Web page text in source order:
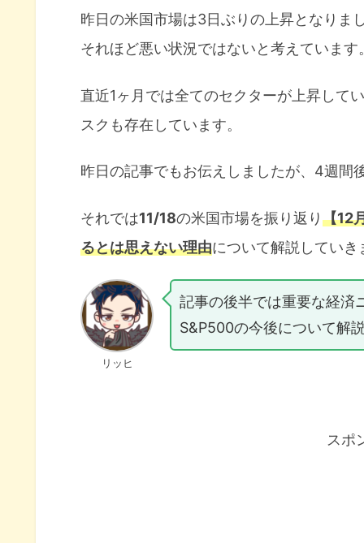
昨日の米国市場は3日ぶりの上昇となりま
それほど悪い状況ではないと考えています
直近1ヶ月では全てのセクターが上昇して
スクも存在しています。
昨日の記事でもお伝えしましたが、4週間
それでは11/18の米国市場を振り返り【12
るとは思えない理由について解説していき
リッヒ
記事の後半では重要な経済
S&P500の今後について解
スポ